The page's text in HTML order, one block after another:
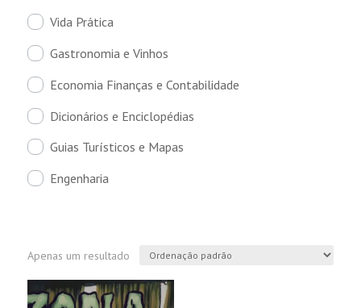
Vida Prática
Gastronomia e Vinhos
Economia Finanças e Contabilidade
Dicionários e Enciclopédias
Guias Turísticos e Mapas
Engenharia
Apenas um resultado